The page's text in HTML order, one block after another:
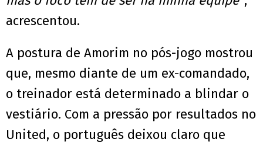
acrescentou.
A postura de Amorim no pós-jogo mostrou
que, mesmo diante de um ex-comandado,
o treinador está determinado a blindar o
vestiário. Com a pressão por resultados no
United, o português deixou claro que